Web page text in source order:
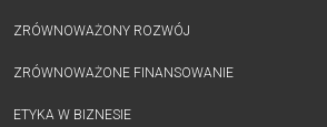
ZRÓWNOWAŻONY ROZWÓJ
ZRÓWNOWAŻONE FINANSOWANIE
ETYKA W BIZNESIE